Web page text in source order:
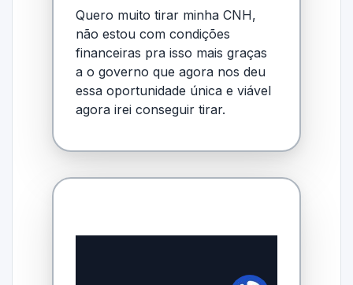
Quero muito tirar minha CNH,
não estou com condições
financeiras pra isso mais graças
a o governo que agora nos deu
essa oportunidade única e viável
agora irei conseguir tirar.